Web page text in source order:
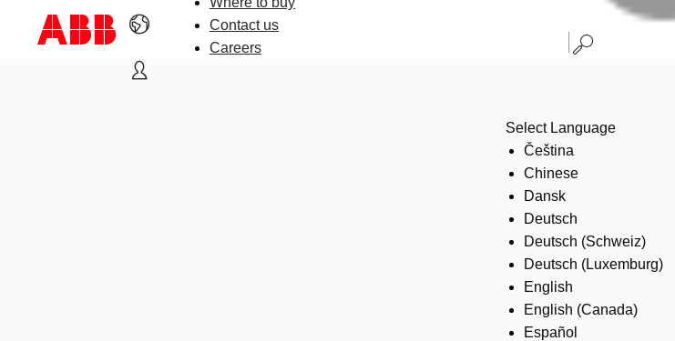
Contact us
Careers
Select Language
Čeština
Chinese
Dansk
Deutsch
Deutsch (Schweiz)
Deutsch (Luxemburg)
English
English (Canada)
Español